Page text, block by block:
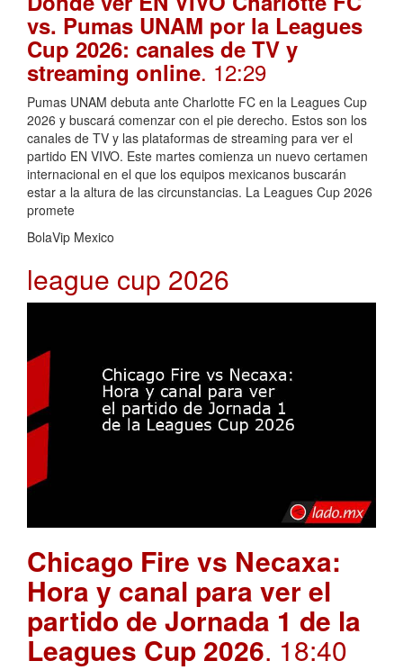
vs. Pumas UNAM por la Leagues
Cup 2026: canales de TV y
streaming online. 12:29
Pumas UNAM debuta ante Charlotte FC en la Leagues Cup
2026 y buscará comenzar con el pie derecho. Estos son los
canales de TV y las plataformas de streaming para ver el
partido EN VIVO. Este martes comienza un nuevo certamen
internacional en el que los equipos mexicanos buscarán
estar a la altura de las circunstancias. La Leagues Cup 2026
promete
BolaVip Mexico
league cup 2026
Chicago Fire vs Necaxa:
Hora y canal para ver el
partido de Jornada 1 de la
Leagues Cup 2026. 18:40